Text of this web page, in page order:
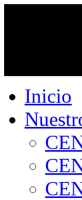
Inicio